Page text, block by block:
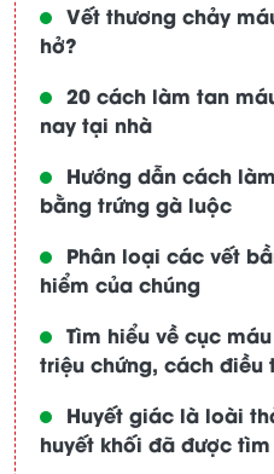
Vết thương chảy
hở?
20 cách làm tan
nay tại nhà
Hướng dẫn cách
bằng trứng gà luộc
Phân loại các vết
hiểm của chúng
Tìm hiểu về cục
triệu chứng, cách điều
Huyết giác là loài
huyết khối đã được